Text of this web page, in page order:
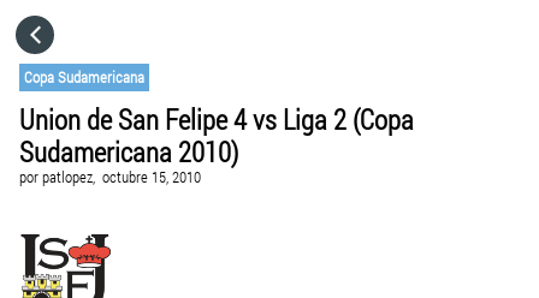
Copa Sudamericana
Union de San Felipe 4 vs Liga 2 (Copa
Sudamericana 2010)
porpatlopez, octubre 15, 2010
CATEGORÍAS